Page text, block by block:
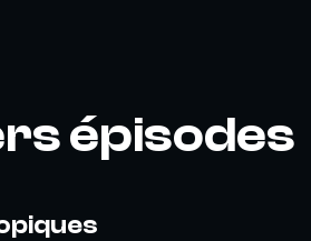
épisodes